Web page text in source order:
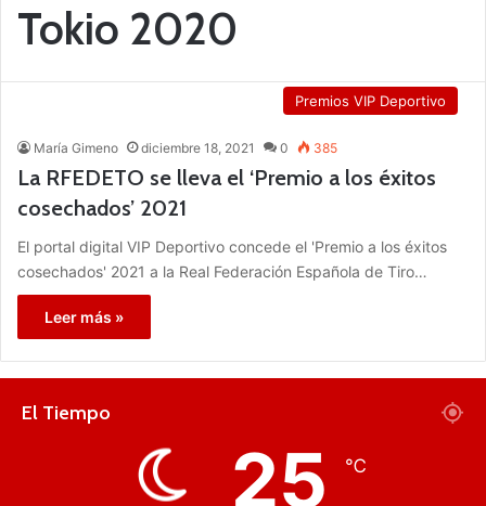
Tokio 2020
Premios VIP Deportivo
María Gimeno diciembre 18, 2021 0 385
La RFEDETO se lleva el ‘Premio a los éxitos
cosechados’ 2021
El portal digital VIP Deportivo concede el 'Premio a los éxitos
cosechados' 2021 a la Real Federación Española de Tiro…
Leer más »
El Tiempo
25 ℃